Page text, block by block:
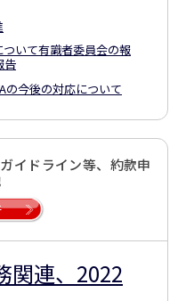
いて有識者委員会の報
告
の今後の対応について
イドライン等、約款申
関連、2022